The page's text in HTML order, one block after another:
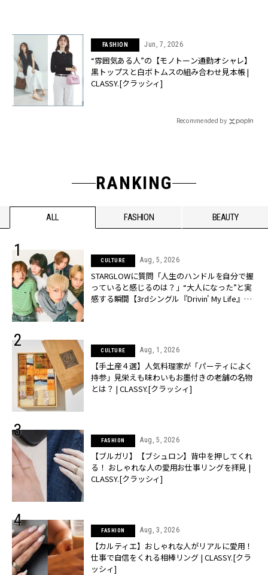
FASHION Jun, 7, 2026
“雰囲気ある人”の【モノトーン通勤オシャレ】
黒トップスと白ボトムスの組み合わせ見本帳 |
CLASSY.[クラッシィ]
Recommended by
RANKING
ALL FASHION BEAUTY
CULTURE Aug, 5, 2026
STARGLOWに質問「人生のハンドルを自分で握
っていると感じるのは？」“大️人になった”と実
感する瞬間【3rdシングル『Drivin' My Life』発
CULTURE Aug, 1, 2026
【手土産４選】人気料理家が「パーティによく
持参」見栄えも味わいもお墨付きの老舗の名物
とは？ | CLASSY.[クラッシィ]
FASHION Aug, 5, 2026
【ブルガリ】【ブシュロン】背中を押してくれ
る！ おしゃれな人の愛用お仕事リングを拝見 |
CLASSY.[クラッシィ]
FASHION Aug, 3, 2026
【カルティエ】おしゃれな人がリアルに愛用！
仕事で自信をくれる相棒リング | CLASSY.[クラ
ッシィ]